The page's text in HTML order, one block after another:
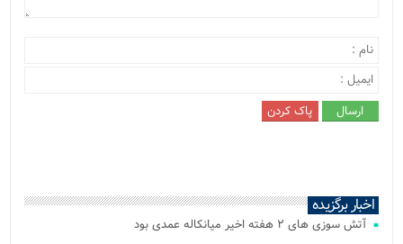
اخبار برگزیده
آتش‌ سوزی‌ های ۲ هفته اخیر میانکاله عمدی بود